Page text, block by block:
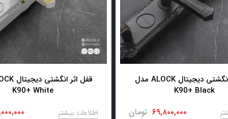
قفل اثر انگشتی دیجیتال ALOCK مدل
K90+ Black
۶۹,۸۰۰,۰۰۰ تومان
K90+ White
اطلاعات بیشتر